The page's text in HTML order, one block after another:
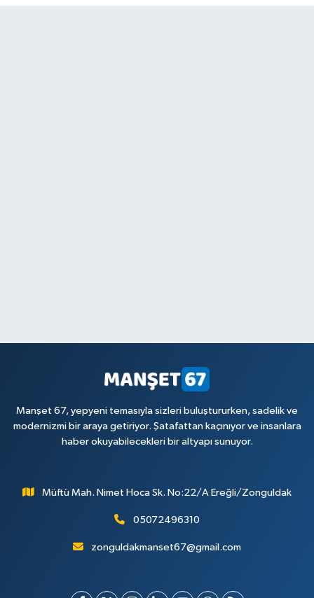
Manşet 67, yepyeni temasıyla sizleri buluştururken, sadelik ve
modernizmi bir araya getiriyor. Şatafattan kaçınıyor ve insanlara
haber okuyabilecekleri bir altyapı sunuyor.
Müftü Mah. Nimet Hoca Sk. No:22/A Ereğli/Zonguldak
05072496310
zonguldakmanset67@gmail.com